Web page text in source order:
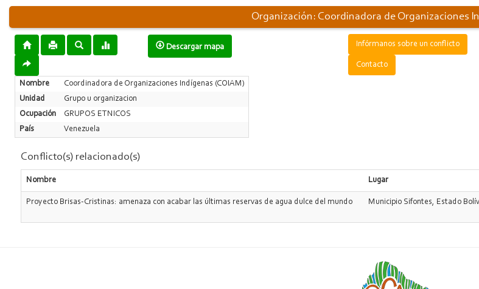
Organización: Coordinadora de Organizaciones
Descargar mapa Infórmanos sobre un conflicto
Contacto
Nombre
Coordinadora de Organizaciones Indígenas (COIAM)
Unidad
Grupo u organizacion
Ocupación
GRUPOS ETNICOS
País
Venezuela
Conflicto(s) relacionado(s)
Nombre Lugar
Proyecto Brisas-Cristinas: amenaza con acabar las últimas reservas de agua dulce del mundo Municipio Sifontes, Estado